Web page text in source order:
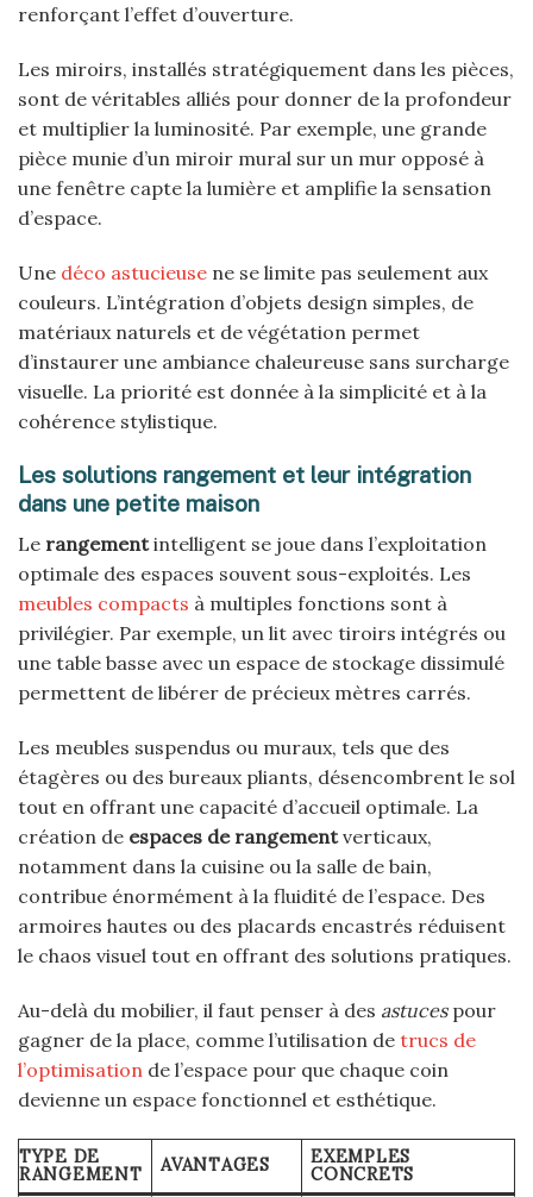
renforçant l’effet d’ouverture.
Les miroirs, installés stratégiquement dans les pièces,
sont de véritables alliés pour donner de la profondeur
et multiplier la luminosité. Par exemple, une grande
pièce munie d’un miroir mural sur un mur opposé à
une fenêtre capte la lumière et amplifie la sensation
d’espace.
Une déco astucieuse ne se limite pas seulement aux
couleurs. L’intégration d’objets design simples, de
matériaux naturels et de végétation permet
d’instaurer une ambiance chaleureuse sans surcharge
visuelle. La priorité est donnée à la simplicité et à la
cohérence stylistique.
Les solutions rangement et leur intégration
dans une petite maison
Le rangementintelligent se joue dans l’exploitation
optimale des espaces souvent sous-exploités. Les
meubles compacts à multiples fonctions sont à
privilégier. Par exemple, un lit avec tiroirs intégrés ou
une table basse avec un espace de stockage dissimulé
permettent de libérer de précieux mètres carrés.
Les meubles suspendus ou muraux, tels que des
étagères ou des bureaux pliants, désencombrent le sol
tout en offrant une capacité d’accueil optimale. La
création de espaces de rangementverticaux,
notamment dans la cuisine ou la salle de bain,
contribue énormément à la fluidité de l’espace. Des
armoires hautes ou des placards encastrés réduisent
le chaos visuel tout en offrant des solutions pratiques.
Au-delà du mobilier, il faut penser à des astucespour
gagner de la place, comme l’utilisation de trucs de
l’optimisation de l’espace pour que chaque coin
devienne un espace fonctionnel et esthétique.
TYPE DE
RANGEMENT
AVANTAGES
EXEMPLES
CONCRETS